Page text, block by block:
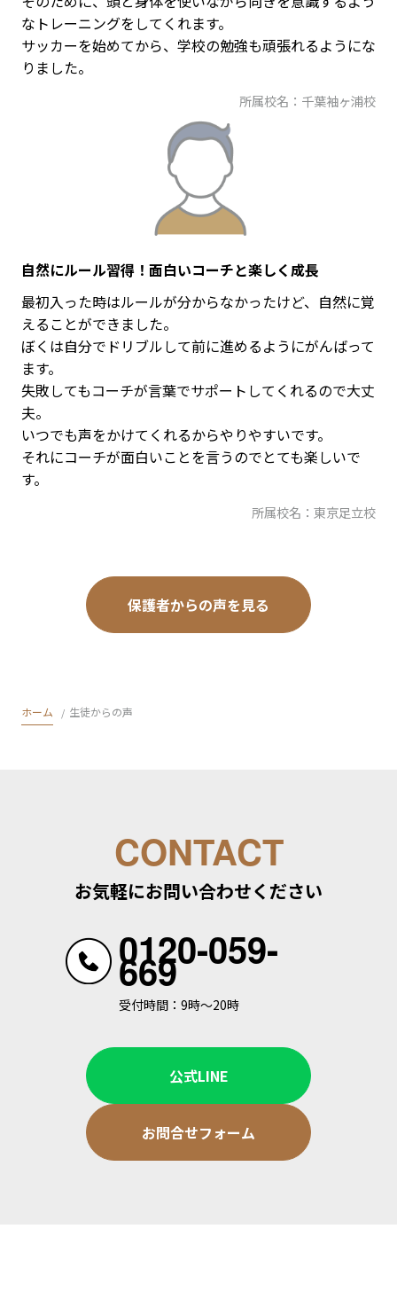
なトレーニングをしてくれます。
サッカーを始めてから、学校の勉強も頑張れるようにな
りました。
所属校名：千葉袖ヶ浦校
自然にルール習得！面白いコーチと楽しく成長
最初入った時はルールが分からなかったけど、自然に覚
えることができました。
ぼくは自分でドリブルして前に進めるようにがんばって
ます。
失敗してもコーチが言葉でサポートしてくれるので大丈
夫。
いつでも声をかけてくれるからやりやすいです。
それにコーチが面白いことを言うのでとても楽しいで
す。
所属校名：東京足立校
保護者からの声を見る
ホーム 生徒からの声
CONTACT
お気軽にお問い合わせください
0120-059-
669
受付時間：9時～20時
公式LINE
お問合せフォーム